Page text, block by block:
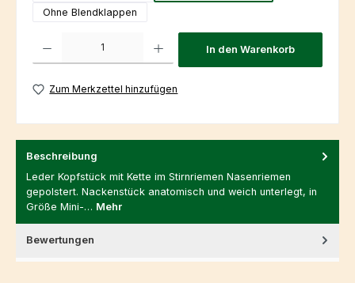
Ohne Blendklappen
In den Warenkorb
Zum Merkzettel hinzufügen
Beschreibung
Leder Kopfstück mit Kette im Stirnriemen Nasenriemen
gepolstert. Nackenstück anatomisch und weich unterlegt, in
Größe Mini-… Mehr
Bewertungen